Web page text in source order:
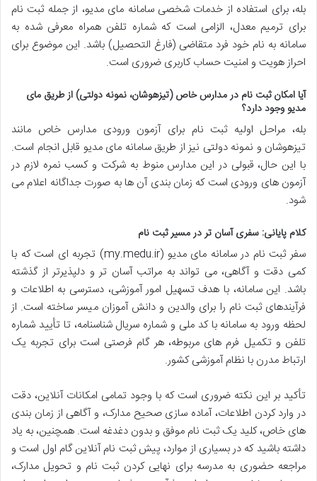
بله، برای استفاده از خدمات شخصی سامانه مای مدیو، از جمله ثبت نام
برای ترمیم معدل، الزامی است که شماره تلفن همراه معرفی شده به
سامانه به نام خود فرد متقاضی (فارغ التحصیل) باشد. این موضوع برای
احراز هویت و امنیت حساب کاربری ضروری است.
آیا امکان ثبت نام در مدارس خاص (تیزهوشان، نمونه دولتی) از طریق مای
مدیو وجود دارد؟
بله، مراحل اولیه ثبت نام برای آزمون ورودی مدارس خاص مانند
تیزهوشان و نمونه دولتی نیز از طریق سامانه مای مدیو قابل انجام است.
با این حال، قبولی در این مدارس منوط به شرکت و کسب نمره لازم در
آزمون های ورودی است که زمان بندی آن ها به صورت جداگانه اعلام می
شود.
کلام پایانی: سفری آسان تر در مسیر ثبت نام
سفر ثبت نام در سامانه مای مدیو (my.medu.ir) تجربه ای است که با
کمی دقت و آگاهی، می تواند به مراتب آسان تر و دلپذیرتر از گذشته
باشد. این سامانه، با هدف تسهیل امور آموزشی، دسترسی به اطلاعات و
فرآیندهای ثبت نام را برای والدین و دانش آموزان میسر ساخته است. از
لحظه ورود به سامانه با کد ملی و شماره سریال شناسنامه، تا تأیید شماره
تلفن و تکمیل فرم های مربوطه، هر گام فرصتی است برای تجربه یک
ارتباط مدرن با نظام آموزشی کشور.
تأکید بر این نکته ضروری است که با وجود تمامی امکانات آنلاین، دقت
در وارد کردن اطلاعات، آماده سازی صحیح مدارک، و آگاهی از زمان بندی
های خاص، کلید یک ثبت نام موفق و بدون دغدغه است. همچنین، به یاد
داشته باشید که در بسیاری از موارد، پیش ثبت نام آنلاین گام اول است و
مراجعه حضوری به مدرسه برای نهایی کردن ثبت نام و تحویل مدارک،